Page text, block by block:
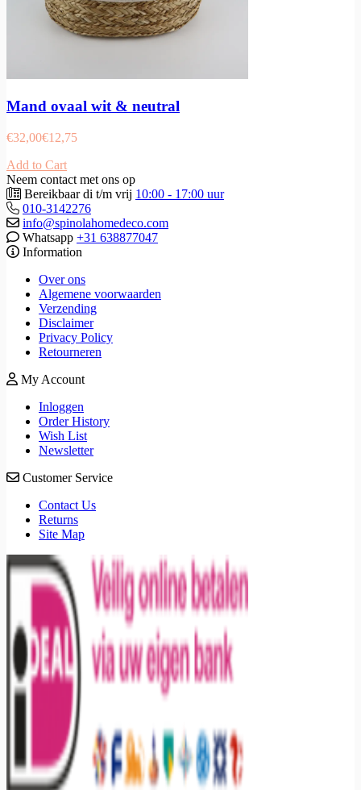
Mand ovaal wit & neutral
€32,00€12,75
Add to Cart
Neem contact met ons op
Bereikbaar di t/m vrij 10:00 - 17:00 uur
010-3142276
info@spinolahomedeco.com
Whatsapp +31 638877047
Information
Over ons
Algemene voorwaarden
Verzending
Disclaimer
Privacy Policy
Retourneren
My Account
Inloggen
Order History
Wish List
Newsletter
Customer Service
Contact Us
Returns
Site Map